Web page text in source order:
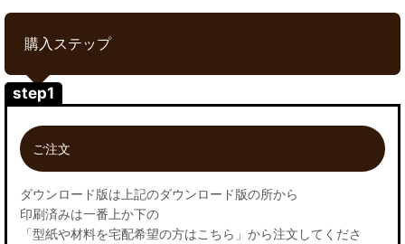
購入ステップ
step1
ご注文
ダウンロード版は上記のダウンロード版の所から
印刷済みは一番上か下の
「型紙や材料を宅配希望の方はこちら」から注文してくださ